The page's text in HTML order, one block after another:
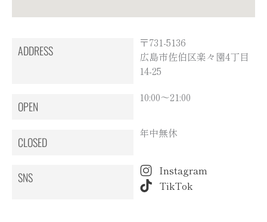
ADDRESS
〒731-5136
広島市佐伯区楽々園4丁目
14-25
OPEN
10:00～21:00
CLOSED
年中無休
SNS
Instagram
TikTok